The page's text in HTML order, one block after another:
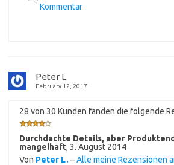
Kommentar
Peter L.
February 12, 2017
28 von 30 Kunden fanden die folgende
Durchdachte Details, aber
mangelhaft, 3. August 2014
Von Peter L. –Alle meine Rezensionen